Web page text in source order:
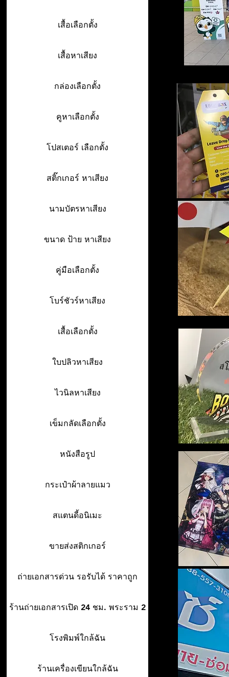
เสื้อเลือกตั้ง
เสื้อหาเสียง
กล่องเลือกตั้ง
คูหาเลือกตั้ง
โปสเตอร์ เลือกตั้ง
สติ๊กเกอร์ หาเสียง
นามบัตรหาเสียง
ขนาด ป้าย หาเสียง
คู่มือเลือกตั้ง
โบร์ชัวร์หาเสียง
เสื้อเลือกตั้ง
ใบปลิวหาเสียง
ไวนิลหาเสียง
เข็มกลัดเลือกตั้ง
หนังสือรูป
กระเป๋าผ้าลายแมว
สแตนดี้อนิเมะ
ขายส่งสติกเกอร์
ถ่ายเอกสารด่วน รอรับได้ ราคาถูก
ร้านถ่ายเอกสารเปิด 24 ชม. พระราม 2
โรงพิมพ์ใกล้ฉัน
ร้านเครื่องเขียนใกล้ฉัน